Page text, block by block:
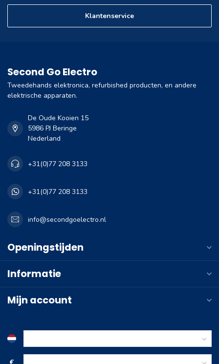
Klantenservice
Second Go Electro
Tweedehands elektronica, refurbished producten, en andere
elektrische apparaten.
De Oude Kooien 15
5986 PJ Beringe
Nederland
+31(0)77 208 3133
+31(0)77 208 3133
info@secondgoelectro.nl
Openingstijden
Informatie
Mijn account